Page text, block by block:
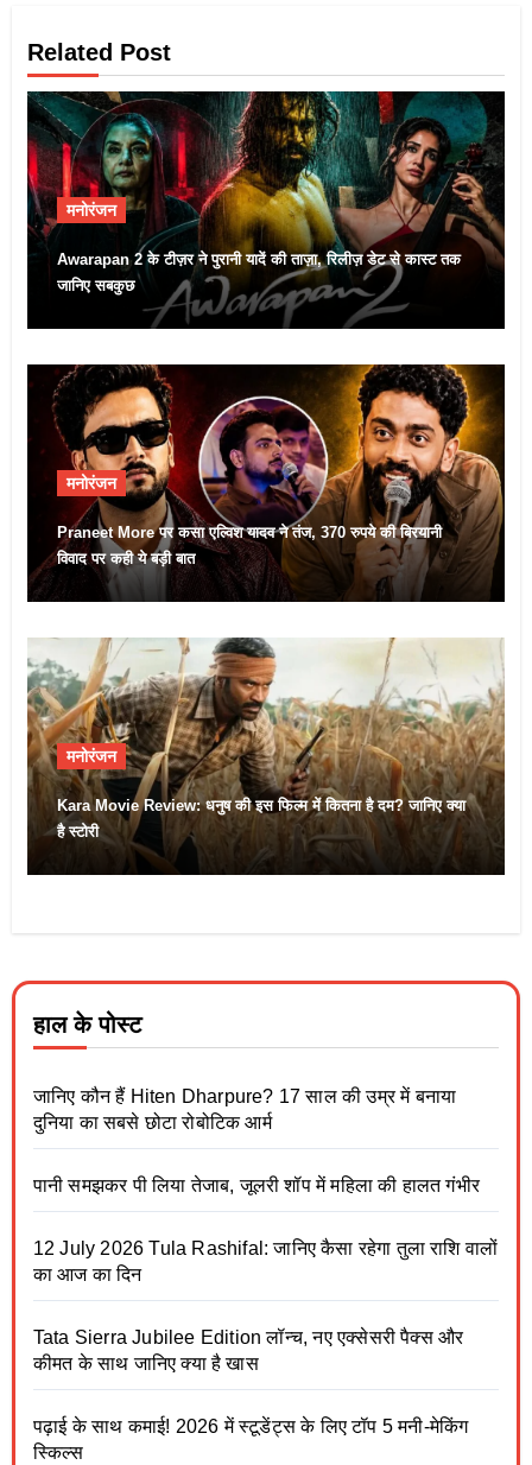
Related Post
मनोरंजन
Awarapan 2 के टीज़र ने पुरानी यादें की ताज़ा, रिलीज़ डेट से कास्ट तक
जानिए सबकुछ
मनोरंजन
Praneet More पर कसा एल्विश यादव ने तंज, 370 रुपये की बिरयानी
विवाद पर कही ये बड़ी बात
मनोरंजन
Kara Movie Review: धनुष की इस फिल्म में कितना है दम? जानिए क्या
है स्टोरी
हाल के पोस्ट
जानिए कौन हैं Hiten Dharpure? 17 साल की उम्र में बनाया
दुनिया का सबसे छोटा रोबोटिक आर्म
पानी समझकर पी लिया तेजाब, जूलरी शॉप में महिला की हालत गंभीर
12 July 2026 Tula Rashifal: जानिए कैसा रहेगा तुला राशि वालों
का आज का दिन
Tata Sierra Jubilee Edition लॉन्च, नए एक्सेसरी पैक्स और
कीमत के साथ जानिए क्या है खास
पढ़ाई के साथ कमाई! 2026 में स्टूडेंट्स के लिए टॉप 5 मनी-मेकिंग
स्किल्स